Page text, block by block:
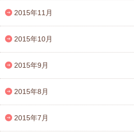
2015年11月
2015年10月
2015年9月
2015年8月
2015年7月